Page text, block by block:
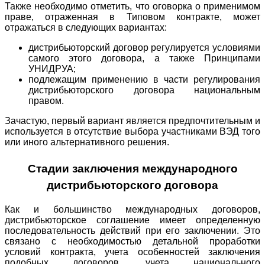
Также необходимо отметить, что оговорка о применимом
праве, отраженная в Типовом контракте, может
отражаться в следующих вариантах:
дистрибьюторский договор регулируется условиями
самого этого договора, а также Принципами
УНИДРУА;
подлежащим применению в части регулирования
дистрибьюторского договора национальным
правом.
Зачастую, первый вариант является предпочтительным и
используется в отсутствие выбора участниками ВЭД того
или иного альтернативного решения.
Стадии заключения международного
дистрибьюторского договора
Как и большинство международных договоров,
дистрибьюторское соглашение имеет определенную
последовательность действий при его заключении. Это
связано с необходимостью детальной проработки
условий контракта, учета особенностей заключения